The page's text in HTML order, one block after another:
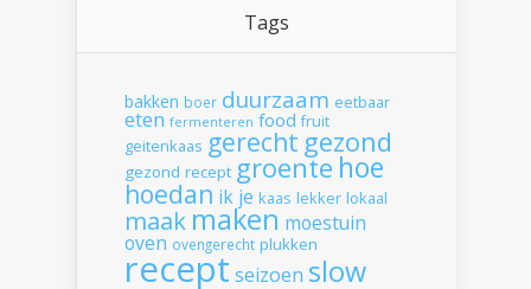
Tags
bakken boer duurzaam eetbaar
eten fermenteren food fruit
geitenkaas gerecht gezond
gezond recept groente hoe
hoedan ik je kaas lekker lokaal
maak maken moestuin
oven ovengerecht plukken
recept seizoen slow